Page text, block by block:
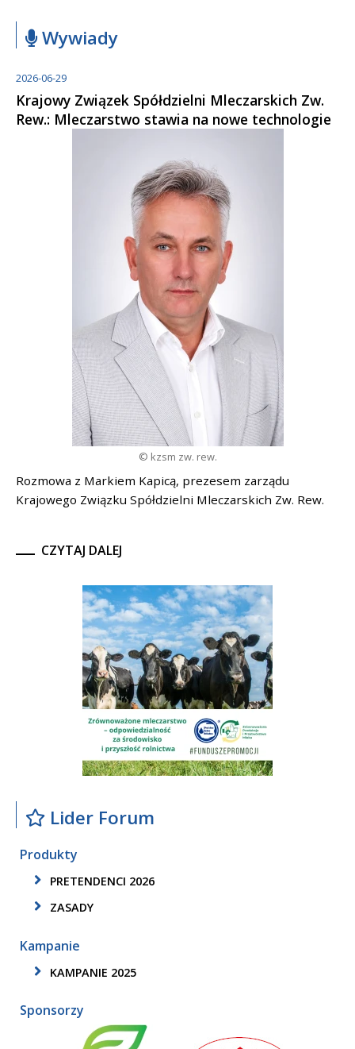
Wywiady
2026-06-29
Krajowy Związek Spółdzielni Mleczarskich Zw.
Rew.: Mleczarstwo stawia na nowe technologie
© kzsm zw. rew.
Rozmowa z Markiem Kapicą, prezesem zarządu
Krajowego Związku Spółdzielni Mleczarskich Zw. Rew.
CZYTAJ DALEJ
Lider Forum
Produkty
PRETENDENCI 2026
ZASADY
Kampanie
KAMPANIE 2025
Sponsorzy